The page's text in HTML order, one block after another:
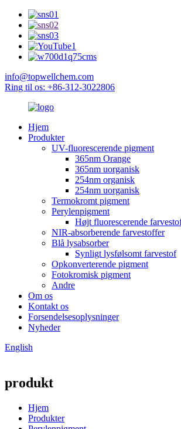
info@topwellchem.com
Ring til os: +86-312-3022806
Hjem
Produkter
UV-fluorescerende pigment
365nm Orange
365nm uorganisk
254nm organisk
254nm uorganisk
Termokromt pigment
Perylenpigment
Højt fluorescerende
NIR-absorberende farvestoffer
Blå lysabsorber
Synligt lysfølsomt farvestof
Opkonverterende pigment
Fotokromisk pigment
Andre
Om os
Kontakt os
Forsendelsesoplysninger
Nyheder
English
produkt
Hjem
Produkter